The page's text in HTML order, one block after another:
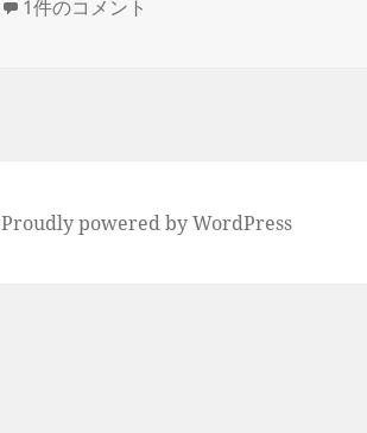
稿
【サイレントヒル２リメイク】１週目
1件のコメント
Proudly powered by WordPress